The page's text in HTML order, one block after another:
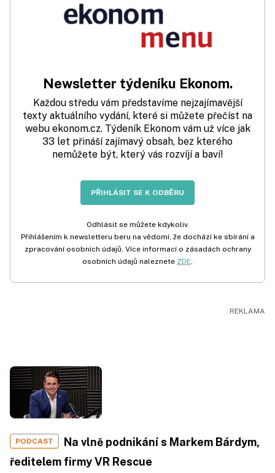
Newsletter týdeníku Ekonom.
Každou středu vám představíme nejzajímavější
texty aktuálního vydání, které si můžete přečíst na
webu ekonom.cz. Týdeník Ekonom vám už více jak
33 let přináší zajímavý obsah, bez kterého
nemůžete být, který vás rozvíjí a baví!
PŘIHLÁSIT SE K ODBĚRU
Odhlásit se můžete kdykoliv.
Přihlášením k newsletteru beru na vědomí, že dochází ke sbírání a
zpracování osobních údajů. Více informací o zásadách ochrany
osobních údajů naleznete ZDE.
PODCAST
Na vlně podnikání s Markem Bárdym,
ředitelem firmy VR Rescue